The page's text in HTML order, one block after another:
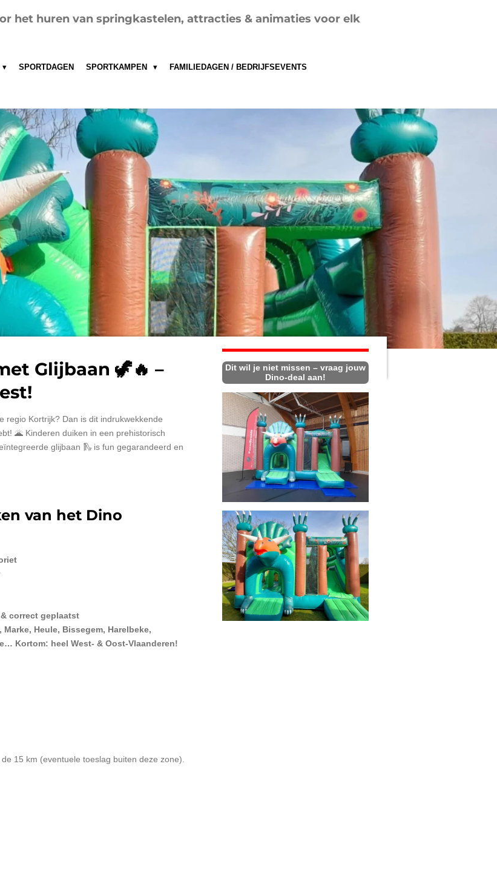
het huren van springkastelen, attracties & animaties voor elk
SPORTDAGEN SPORTKAMPEN FAMILIEDAGEN / BEDRIJFSEVENTS
Glijbaan 🦖🔥 –
regio Kortrijk? Dan is dit indrukwekkende
🌋 Kinderen duiken in een prehistorisch
glijbaan 🛝 is fun gegarandeerd en
van het Dino
correct geplaatst
Heule, Bissegem, Harelbeke,
Kortom: heel West- & Oost-Vlaanderen!
15 km (eventuele toeslag buiten deze zone).
Dit wil je niet missen – vraag jouw
Dino-deal aan!